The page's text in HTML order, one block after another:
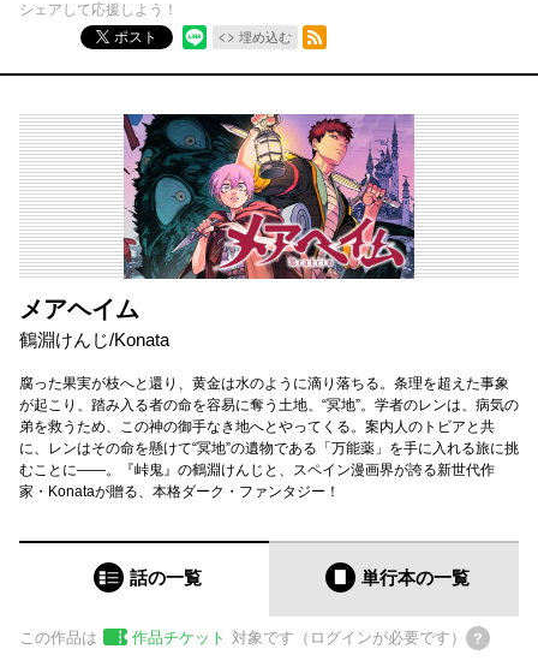
シェアして応援しよう！
ポスト
埋め込む
RSSフィード
メアヘイム
鶴淵けんじ/Konata
腐った果実が枝へと還り、黄金は水のように滴り落ちる。条理を超えた事象
が起こり、踏み入る者の命を容易に奪う土地、“冥地”。学者のレンは、病気の
弟を救うため、この神の御手なき地へとやってくる。案内人のトビアと共
に、レンはその命を懸けて“冥地”の遺物である「万能薬」を手に入れる旅に挑
むことに――。『峠鬼』の鶴淵けんじと、スペイン漫画界が誇る新世代作
家・Konataが贈る、本格ダーク・ファンタジー！
話の一覧 単行本の一覧
この作品は 作品チケット 対象です（ログインが必要です）